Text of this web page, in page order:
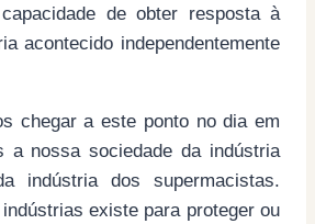
de obter resposta à
acontecido independentemente
chegar a este ponto no dia em
a nossa sociedade da indústria
indústria dos supermacistas.
existe para proteger ou